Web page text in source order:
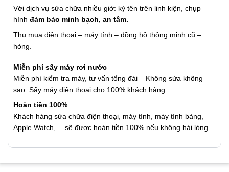
Với dịch vụ sửa chữa nhiều giờ: ký tên trên linh kiện, chụp
hình đảm bảo minh bạch, an tâm.
Thu mua điện thoại – máy tính – đồng hồ thông minh cũ –
hỏng.
Miễn phí sấy máy rơi nước
Miễn phí kiểm tra máy, tư vấn tổng đài – Không sửa không
sao. Sấy máy điện thoại cho 100% khách hàng.
Hoàn tiền 100%
Khách hàng sửa chữa điện thoại, máy tính, máy tính bảng,
Apple Watch,… sẽ được hoàn tiền 100% nếu không hài lòng.